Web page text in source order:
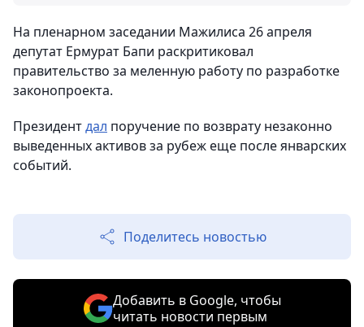
На пленарном заседании Мажилиса 26 апреля
депутат Ермурат Бапи раскритиковал
правительство за меленную работу по разработке
законопроекта.
Президентдал поручение по возврату незаконно
выведенных активов за рубеж еще после январских
событий.
Поделитесь новостью
Добавить в Google, чтобы
читать новости первым